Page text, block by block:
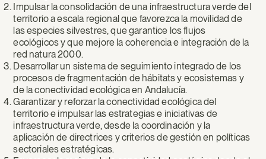
Impulsar la consolidación de una infraestructura verde del
territorio a escala regional que favorezca la movilidad de
las especies silvestres, que garantice los flujos
ecológicos y que mejore la coherencia e integración de la
red natura 2000.
Desarrollar un sistema de seguimiento integrado de los
procesos de fragmentación de hábitats y ecosistemas y
de la conectividad ecológica en Andalucía.
Garantizar y reforzar la conectividad ecológica del
territorio e impulsar las estrategias e iniciativas de
infraestructura verde, desde la coordinación y la
aplicación de directrices y criterios de gestión en políticas
sectoriales estratégicas.